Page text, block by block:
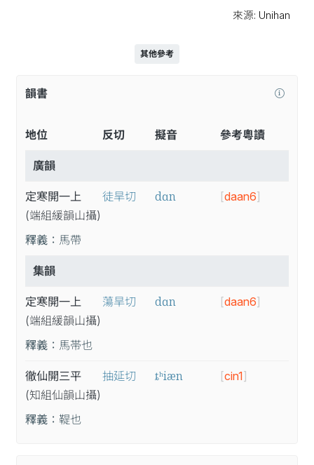
來源: Unihan
其他參考
韻書
地位 反切 擬音 參考粵讀
廣韻
定寒開一上
(端組緩韻山攝)
徒旱切 dɑn [daan6]
釋義： 馬帶
集韻
定寒開一上
(端組緩韻山攝)
蕩旱切 dɑn [daan6]
釋義： 馬帯也
徹仙開三平
(知組仙韻山攝)
抽延切 ȶʰiæn [cin1]
釋義： 鞮也